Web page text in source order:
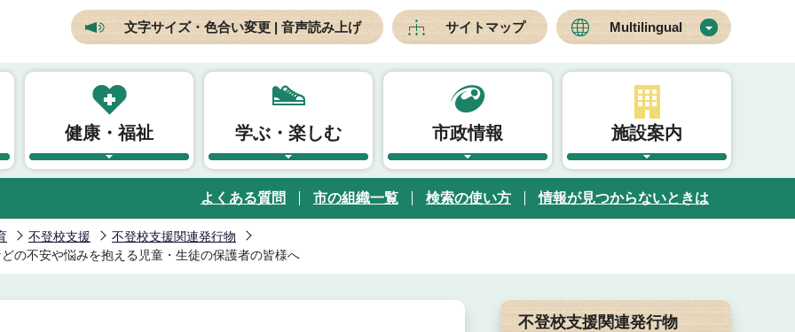
文字サイズ・色合い変更 | 音声読み上げ サイトマップ Multilingual
健康・福祉 学ぶ・楽しむ 市政情報 施設案内
よくある質問 市の組織一覧 検索の使い方 情報が見つからないときは
不登校支援
不登校支援関連発行物
の不安や悩みを抱える児童・生徒の保護者の皆様へ
不登校支援関連発行物